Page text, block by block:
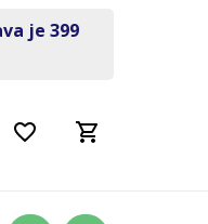
je 399